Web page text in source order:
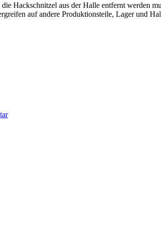
Hackschnitzel aus der Halle entfernt werden
auf andere Produktionsteile, Lager und
zu